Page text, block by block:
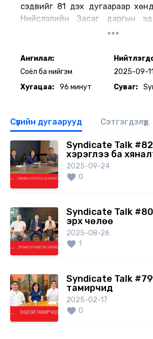
сэдвийг 81 дэх дугаараар
Нийслэлийн Засаг даргын
хөгжил, дэд бүтцийн
ТАСО Стөүнз ХХК үүсгэн
нийгмийн сэтгэл зүйч
Ангилал:
Соёл ба нийгэм
Хугацаа:
96 минут
2025-09-11
Суваг:
Сүүлийн дугаарууд Сэтгэгдэлүүд
Syndicate Talk
хэрэглээ ба
2025-09-24
0
Syndicate Talk
эрх чөлөө
2025-08-26
1
Syndicate Talk
тамирчид
2025-02-17
0